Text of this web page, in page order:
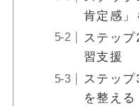
肯定感」
ステッ
習支援
ステップ
を整える